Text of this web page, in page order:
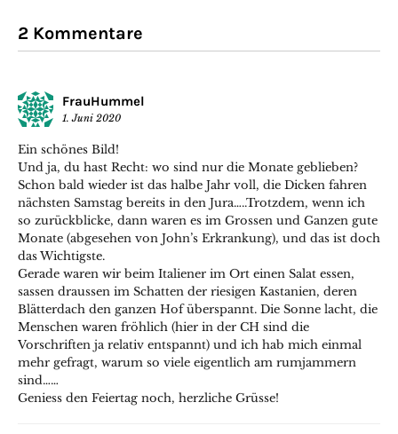
2 Kommentare
FrauHummel
1. Juni 2020
Ein schönes Bild!
Und ja, du hast Recht: wo sind nur die Monate geblieben?
Schon bald wieder ist das halbe Jahr voll, die Dicken fahren
nächsten Samstag bereits in den Jura…..Trotzdem, wenn ich
so zurückblicke, dann waren es im Grossen und Ganzen gute
Monate (abgesehen von John’s Erkrankung), und das ist doch
das Wichtigste.
Gerade waren wir beim Italiener im Ort einen Salat essen,
sassen draussen im Schatten der riesigen Kastanien, deren
Blätterdach den ganzen Hof überspannt. Die Sonne lacht, die
Menschen waren fröhlich (hier in der CH sind die
Vorschriften ja relativ entspannt) und ich hab mich einmal
mehr gefragt, warum so viele eigentlich am rumjammern
sind……
Geniess den Feiertag noch, herzliche Grüsse!